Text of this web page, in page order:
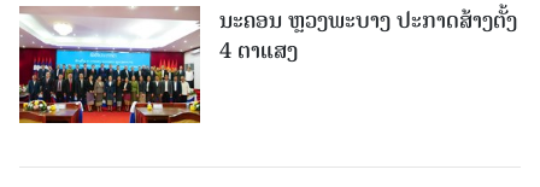
ນະຄອນ ຫຼວງພະບາງ ປະ​ກາດ​ສ້າງ​ຕັ້ງ
4 ຕາແສງ